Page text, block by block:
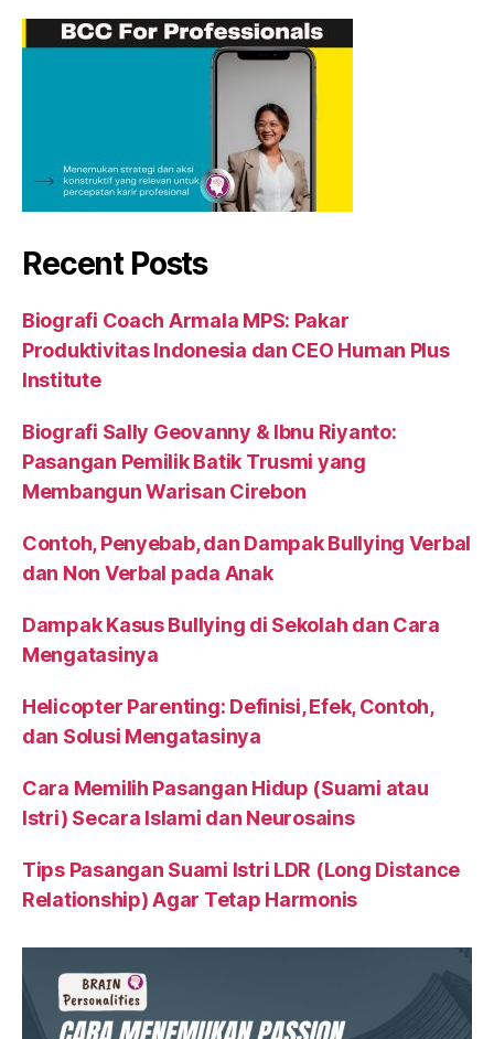
Recent Posts
Biografi Coach Armala MPS: Pakar
Produktivitas Indonesia dan CEO Human Plus
Institute
Biografi Sally Geovanny & Ibnu Riyanto:
Pasangan Pemilik Batik Trusmi yang
Membangun Warisan Cirebon
Contoh, Penyebab, dan Dampak Bullying Verbal
dan Non Verbal pada Anak
Dampak Kasus Bullying di Sekolah dan Cara
Mengatasinya
Helicopter Parenting: Definisi, Efek, Contoh,
dan Solusi Mengatasinya
Cara Memilih Pasangan Hidup (Suami atau
Istri) Secara Islami dan Neurosains
Tips Pasangan Suami Istri LDR (Long Distance
Relationship) Agar Tetap Harmonis